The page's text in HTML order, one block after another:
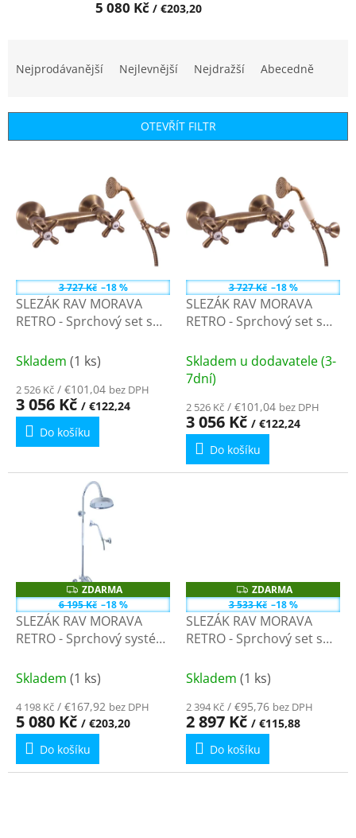
5 080 Kč / €203,20
n
í
u
ů
Nejprodávanější Nejlevnější Nejdražší Abecedně
OTEVŘÍT FILTR
o
3 727 Kč –18 %
SLEZÁK RAV MORAVA
RETRO - Sprchový set s
(Bronz) MK180.5/2SM -
Skladem (1 ks)
2 526 Kč / €101,04 bez DPH
3 056 Kč / €122,24
Do košíku
3 727 Kč –18 %
SLEZÁK RAV MORAVA
RETRO - Sprchový set s
(Bronz) MK180.0/2SM -
100 mm
Skladem u dodavatele (3-
7dní)
2 526 Kč / €101,04 bez DPH
3 056 Kč / €122,24
Do košíku
Z
D
A
R
A
ZDARMA
6 195 Kč –18 %
SLEZÁK RAV MORAVA
RETRO - Sprchový systém
Chrom MK181.5/3 - 150
Skladem (1 ks)
4 198 Kč / €167,92 bez DPH
5 080 Kč / €203,20
Do košíku
Z
D
A
R
A
ZDARMA
3 533 Kč –18 %
SLEZÁK RAV MORAVA
RETRO - Sprchový set s
MK180.5/1CMAT - 150
Skladem (1 ks)
2 394 Kč / €95,76 bez DPH
2 897 Kč / €115,88
Do košíku